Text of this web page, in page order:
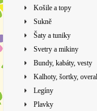
Košile a topy
Sukně
Šaty a tuniky
Svetry a mikiny
Bundy, kabáty, vesty
Kalhoty, šortky,
Legíny
Plavky